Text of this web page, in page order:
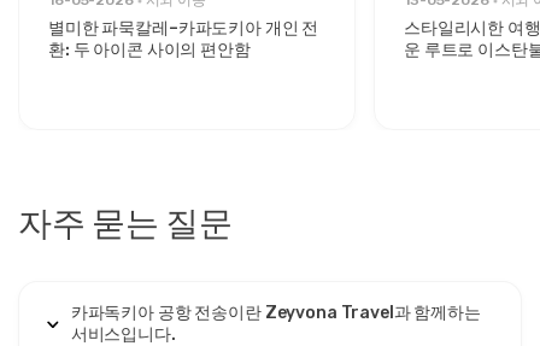
별미한 파묵칼레–카파도키아 개인 전
환: 두 아이콘 사이의 편안함
스타일리시한 여
운 루트로 이스탄
자주 묻는 질문
카파독키아 공항 전송이란 Zeyvona Travel과 함께하는
서비스입니다.